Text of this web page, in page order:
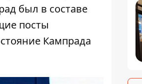
был в составе
посты
Кампрада